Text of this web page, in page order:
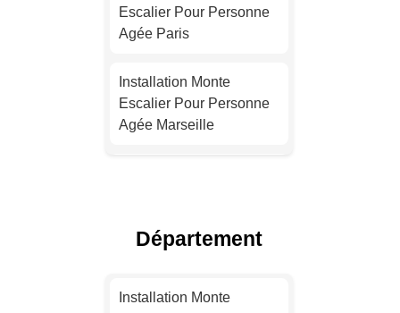
Escalier Pour Personne
Agée Paris
Installation Monte
Escalier Pour Personne
Agée Marseille
Agée Toulouse
Département
Installation Monte